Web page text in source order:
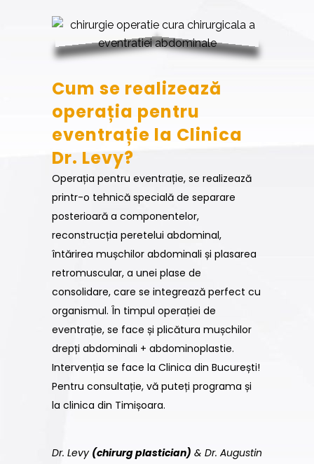
Cum se realizează
operația pentru
eventrație la Clinica
Dr. Levy?
Operația pentru eventrație, se realizează
printr-o tehnică specială de separare
posterioară a componentelor,
reconstrucția peretelui abdominal,
întărirea mușchilor abdominali și plasarea
retromuscular, a unei plase de
consolidare, care se integrează perfect cu
organismul. În timpul operației de
eventrație, se face și plicătura mușchilor
drepți abdominali + abdominoplastie.
Intervenția se face la Clinica din București!
Pentru consultație, vă puteți programa și
la clinica din Timișoara.
Dr. Levy (chirurg plastician) & Dr. Augustin